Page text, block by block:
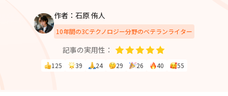
作者：石原 侑人
10年間の3Cテクノロジー分野のベテランライター
記事の実用性：
125 39 24 29 26 40 55